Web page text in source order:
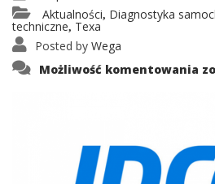
Aktualności, Diagnostyka
techniczne, Texa
Posted by Wega
Możliwość komentowania